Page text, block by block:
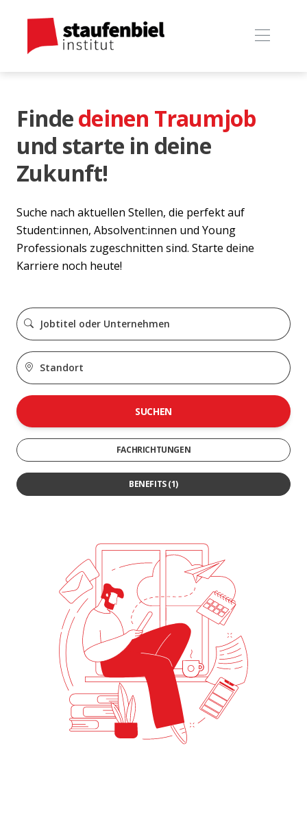
Findedeinen Traumjob
und starte in deine
Zukunft!
Suche nach aktuellen Stellen, die perfekt auf
Student:innen, Absolvent:innen und Young
Professionals zugeschnitten sind. Starte deine
Karriere noch heute!
SUCHEN
FACHRICHTUNGEN
BENEFITS(1)